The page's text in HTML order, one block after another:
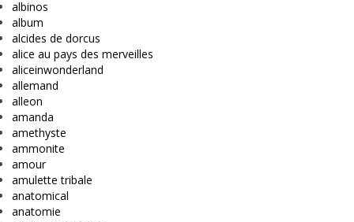
albinos
album
alcides de dorcus
alice au pays des merveilles
aliceinwonderland
allemand
alleon
amanda
amethyste
ammonite
amour
amulette tribale
anatomical
anatomie